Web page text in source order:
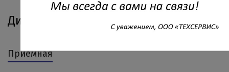
Диспетчерская
Приёмная